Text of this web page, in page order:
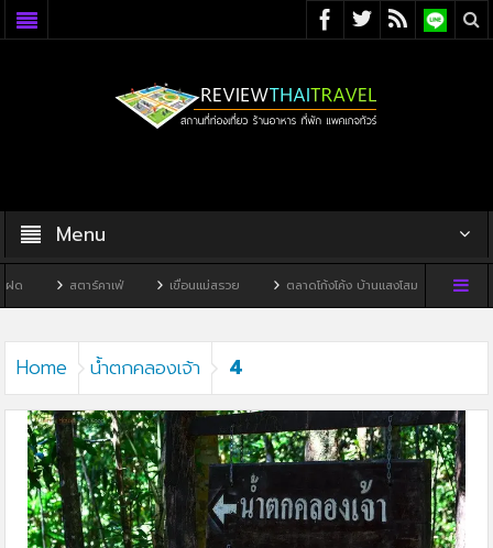
Menu
สตาร์คาเฟ่ เขื่อนแม่สรวย ตลาดโก้งโค้ง บ้านแสงโสม ทิวผาค
Home น้ำตกคลองเจ้า 4